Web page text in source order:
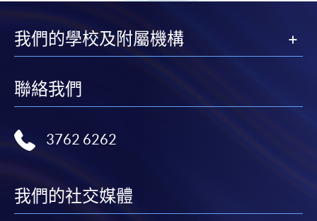
我們的學校及附屬機構
聯絡我們
3762 6262
我們的社交媒體